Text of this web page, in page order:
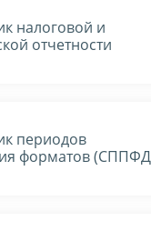
налоговой и
отчетности
периодов
форматов